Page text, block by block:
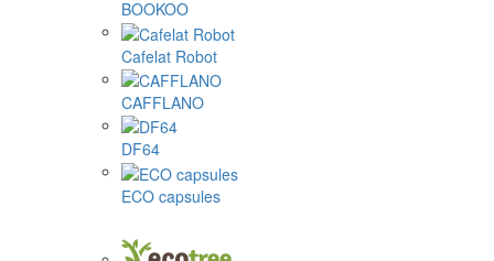
BOOKOO
Cafelat Robot
CAFFLANO
DF64
ECO capsules